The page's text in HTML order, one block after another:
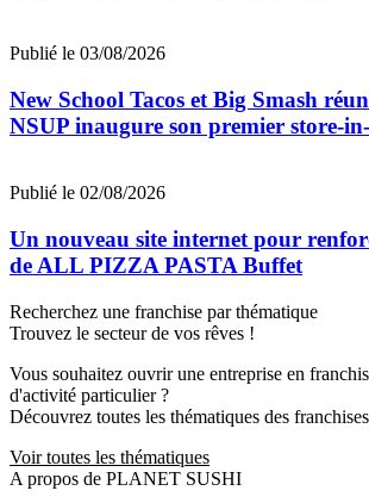
Publié le 03/08/2026
New School Tacos et Big Smash
NSUP inaugure son premier store-
Publié le 02/08/2026
Un nouveau site internet pour
de ALL PIZZA PASTA Buffet
Recherchez une franchise par thématique
Trouvez le secteur de vos rêves !
Vous souhaitez ouvrir une entreprise en
d'activité particulier ?
Découvrez toutes les thématiques des
Voir toutes les thématiques
A propos de PLANET SUSHI